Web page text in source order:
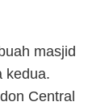
masjid
kedua.
Central